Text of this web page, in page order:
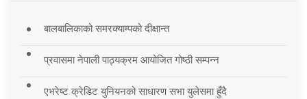
बालबालिकाको समरक्याम्पको दीक्षान्त
प्रवासमा नेपाली पाठ्यक्रम आयोजित गोष्ठी सम्पन्न
एभरेष्ट क्रेडिट युनियनको साधारण सभा युलेसमा हुँदै